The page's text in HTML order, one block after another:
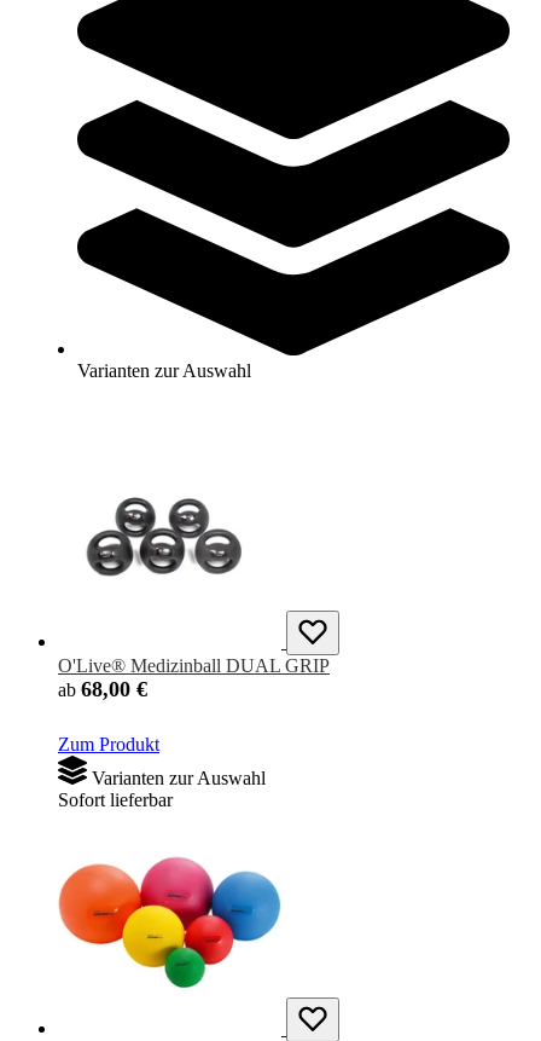
Varianten zur Auswahl
Sofort lieferbar
SALE
Trial® Medizinball NEW NEMO BLACK
Zum Produkt
O'Live® Medizinball DUAL GRIP
ab 68,00 €
Zum Produkt
Varianten zur Auswahl
Sofort lieferbar